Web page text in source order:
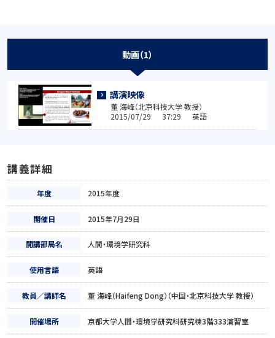
動画（1）
講演映像
董 海峰（北京科技大学 教授）
2015/07/29 37:29 英語
講義詳細
年度 2015年度
開催日 2015年7月29日
開講部局名 人間・環境学研究科
使用言語 英語
教員／講師名 董 海峰（Haifeng Dong）（中国・北京科技大学 教授）
開催場所 京都大学人間・環境学研究科研究棟3階333演習室